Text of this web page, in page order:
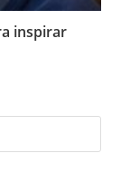
inspirar